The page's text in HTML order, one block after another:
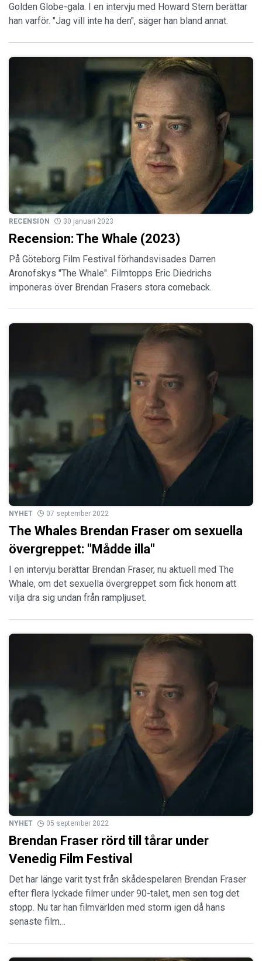
Golden Globe-gala. I en intervju med Howard Stern berättar
han varför. "Jag vill inte ha den", säger han bland annat.
RECENSION 30 januari 2023
Recension: The Whale (2023)
På Göteborg Film Festival förhandsvisades Darren
Aronofskys "The Whale". Filmtopps Eric Diedrichs
imponeras över Brendan Frasers stora comeback.
NYHET 07 september 2022
The Whales Brendan Fraser om sexuella
övergreppet: "Mådde illa"
I en intervju berättar Brendan Fraser, nu aktuell med The
Whale, om det sexuella övergreppet som fick honom att
vilja dra sig undan från rampljuset.
NYHET 05 september 2022
Brendan Fraser rörd till tårar under
Venedig Film Festival
Det har länge varit tyst från skådespelaren Brendan Fraser
efter flera lyckade filmer under 90-talet, men sen tog det
stopp. Nu tar han filmvärlden med storm igen då hans
senaste film…